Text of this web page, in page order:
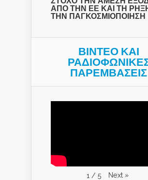
ΑΠΟ ΤΗΝ ΕΕ ΚΑΙ ΤΗ
ΤΗΝ ΠΑΓΚΟΣΜΙΟΠΟΙΗΣΗ
ΒΙΝΤΕΟ ΚΑΙ
ΠΑΡΕΜΒΑΣΕΙΣ
1 / 5 Next »